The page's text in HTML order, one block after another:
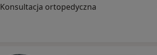
Konsultacja ortopedyczna